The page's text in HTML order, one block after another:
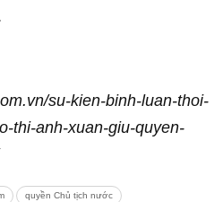
su-kien-binh-luan-thoi-
thi-anh-xuan-giu-quyen-
quyền Chủ tịch nước